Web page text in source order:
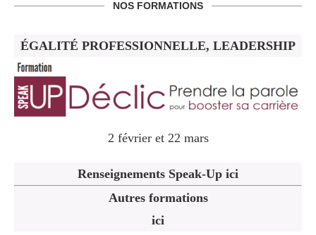
NOS FORMATIONS
ÉGALITÉ PROFESSIONNELLE, LEADERSHIP
2 février et 22 mars
Renseignements Speak-Up ici
Autres formations
ici